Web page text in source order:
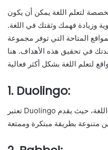
لتعلم اللغة يمكن أن يكون
وزيادة فهمك وثقتك في اللغة.
المتاحة التي توفر مجموعة
في تحقيق هذه الأهداف. هنا
1. Duolingo:
تعتبر Duolingo واحدة من أشهر التطبيقات لتعلم اللغة، حيث يقدم